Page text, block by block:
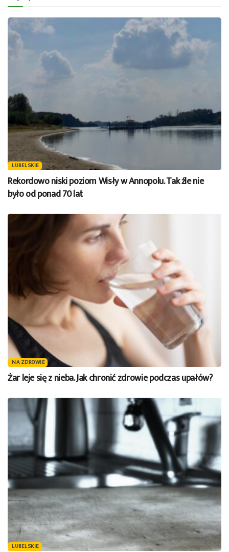
LUBELSKIE
Rekordowo niski poziom Wisły w Annopolu. Tak źle nie
było od ponad 70 lat
NA ZDROWIE
Żar leje się z nieba. Jak chronić zdrowie podczas upałów?
LUBELSKIE